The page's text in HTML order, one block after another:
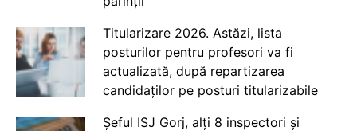
Titularizare 2026. Astăzi, lista
posturilor pentru profesori va fi
actualizată, după repartizarea
candidaților pe posturi titularizabile
Șeful ISJ Gorj, alți 8 inspectori și